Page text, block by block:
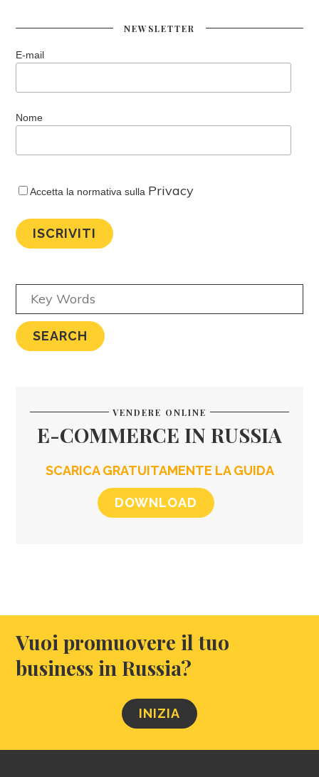
NEWSLETTER
E-mail
Nome
Accetta la normativa sulla Privacy
VENDERE ONLINE
E-COMMERCE IN RUSSIA
SCARICA GRATUITAMENTE LA GUIDA
DOWNLOAD
Vuoi promuovere il tuo
business in Russia?
INIZIA